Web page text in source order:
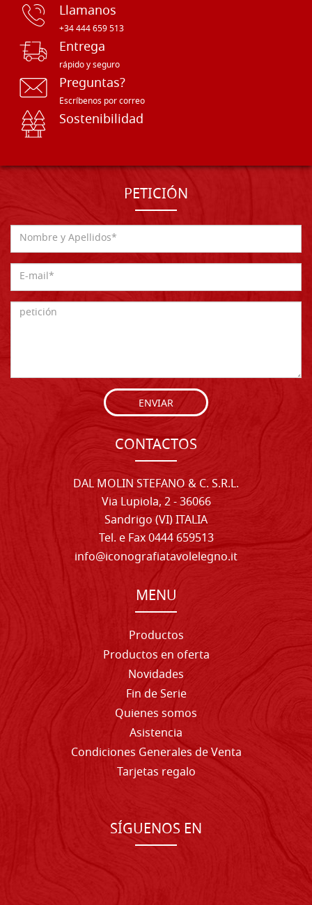
Llamanos
+34 444 659 513
Entrega
rápido y seguro
Preguntas?
Escríbenos por correo
Sostenibilidad
PETICIÓN
ENVIAR
CONTACTOS
DAL MOLIN STEFANO & C. S.R.L.
Via Lupiola, 2 - 36066
Sandrigo (VI) ITALIA
Tel. e Fax 0444 659513
info@iconografiatavolelegno.it
MENU
Productos
Productos en oferta
Novidades
Fin de Serie
Quienes somos
Asistencia
Condiciones Generales de Venta
Tarjetas regalo
SÍGUENOS EN